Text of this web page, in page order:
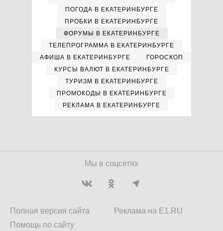
ПОГОДА В ЕКАТЕРИНБУРГЕ
ПРОБКИ В ЕКАТЕРИНБУРГЕ
ФОРУМЫ В ЕКАТЕРИНБУРГЕ
ТЕЛЕПРОГРАММА В ЕКАТЕРИНБУРГЕ
АФИША В ЕКАТЕРИНБУРГЕ
ГОРОСКОП
КУРСЫ ВАЛЮТ В ЕКАТЕРИНБУРГЕ
ТУРИЗМ В ЕКАТЕРИНБУРГЕ
ПРОМОКОДЫ В ЕКАТЕРИНБУРГЕ
РЕКЛАМА В ЕКАТЕРИНБУРГЕ
Мы в соцсетях
Полная версия сайта
Помощь по сайту
Реклама на E1.RU